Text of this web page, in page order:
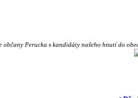
občany Perucka s kandidáty našeho hnutí do